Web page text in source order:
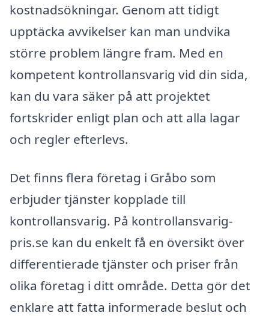
kostnadsökningar. Genom att tidigt
upptäcka avvikelser kan man undvika
större problem längre fram. Med en
kompetent kontrollansvarig vid din sida,
kan du vara säker på att projektet
fortskrider enligt plan och att alla lagar
och regler efterlevs.
Det finns flera företag i Gråbo som
erbjuder tjänster kopplade till
kontrollansvarig. På kontrollansvarig-
pris.se kan du enkelt få en översikt över
differentierade tjänster och priser från
olika företag i ditt område. Detta gör det
enklare att fatta informerade beslut och